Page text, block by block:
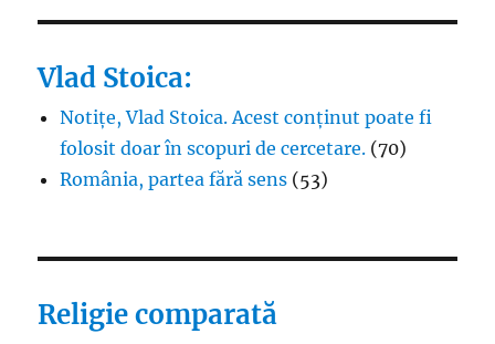
Vlad Stoica:
Notițe, Vlad Stoica. Acest conținut poate fi
folosit doar în scopuri de cercetare. (70)
România, partea fără sens (53)
Religie comparată